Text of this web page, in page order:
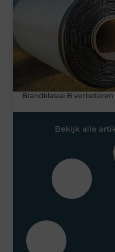
Brandklasse B
Bekijk alle